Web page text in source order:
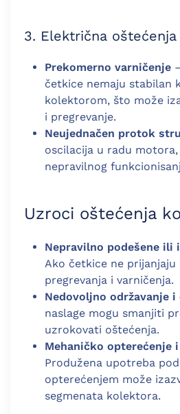
3. Električna oštećenja
Prekomerno varničenje
četkice nemaju stabilan
kolektorom, što može
i pregrevanje.
Neujednačen protok
oscilacija u radu
nepravilnog
Uzroci oštećenja
Nepravilno podešene ili
Ako četkice ne
pregrevanja i varničenja.
Nedovoljno održavanje i
naslage mogu smanjiti
uzrokovati oštećenja.
Mehaničko opterećenje
Produžena upotreba
opterećenjem može
segmenata kolektora.